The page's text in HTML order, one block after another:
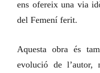
ens ofereix una via
del Femení ferit.
Aquesta obra és
evolució de l’autor,